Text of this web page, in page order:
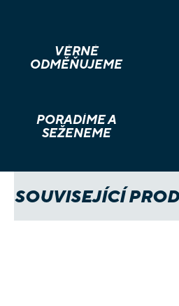
VĚRNÉ
ODMĚŇUJEME
PORADÍME A
SEŽENEME
SOUVISEJÍCÍ